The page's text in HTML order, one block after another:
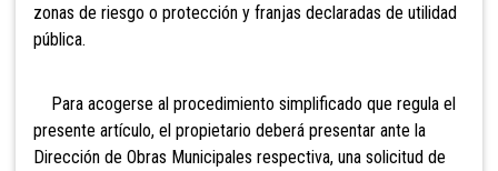
zonas de riesgo o protección y franjas declaradas de utilidad
pública.
Para acogerse al procedimiento simplificado que regula el
presente artículo, el propietario deberá presentar ante la
Dirección de Obras Municipales respectiva, una solicitud de